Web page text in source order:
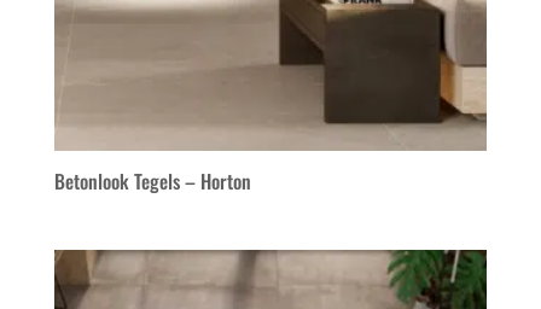
Betonlook Tegels – Horton